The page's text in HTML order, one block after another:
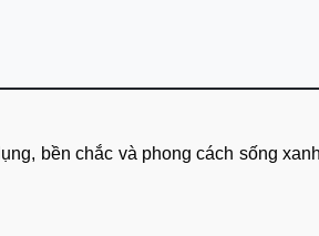
bền chắc và phong cách sống